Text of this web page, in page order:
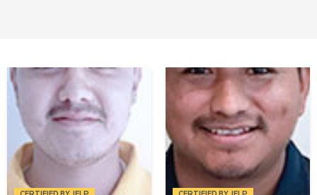
Nombre del negocio (requerido)